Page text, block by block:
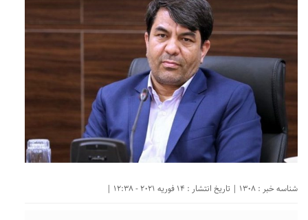
شناسه خبر : 1308 | تاریخ انتشار : 14 فوریه 2021 - 12:38 |